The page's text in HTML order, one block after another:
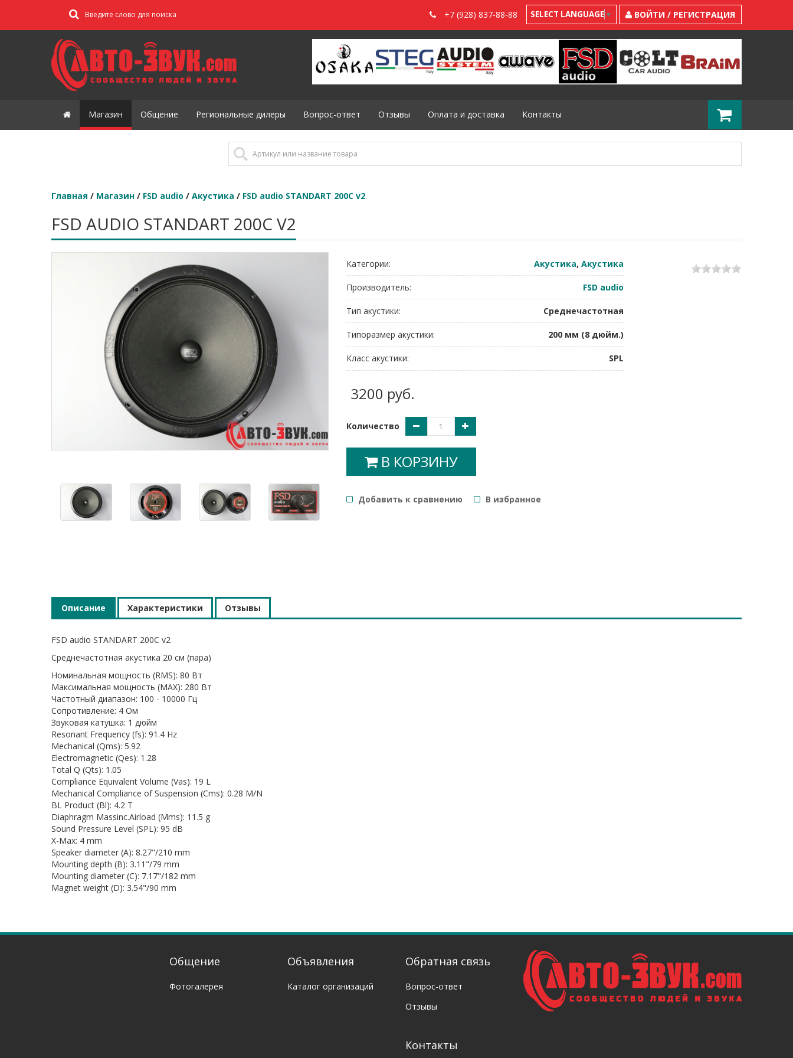
+7 (928) 837-88-88 SELECT LANGUAGE ▼ ВОЙТИ / РЕГИСТРАЦИЯ
Магазин Общение Региональные дилеры Вопрос-ответ Отзывы Оплата и доставка Контакты
Главная / Магазин / FSD audio / Акустика / FSD audio STANDART 200C v2
FSD AUDIO STANDART 200C V2
Категории: Акустика, Акустика
Производитель: FSD audio
Тип акустики: Среднечастотная
Типоразмер акустики: 200 мм (8 дюйм.)
Класс акустики: SPL
3200 руб.
Количество
В КОРЗИНУ
Добавить к сравнению B избранное
1 2 3 4 5
Описание Характеристики Отзывы
FSD audio STANDART 200C v2
Среднечастотная акустика 20 см (пара)
Номинальная мощность (RMS): 80 Вт
Максимальная мощность (MAX): 280 Вт
Частотный диапазон: 100 - 10000 Гц
Сопротивление: 4 Ом
Звуковая катушка: 1 дюйм
Resonant Frequency (fs): 91.4 Hz
Mechanical (Qms): 5.92
Electromagnetic (Qes): 1.28
Total Q (Qts): 1.05
Compliance Equivalent Volume (Vas): 19 L
Mechanical Compliance of Suspension (Cms): 0.28 M/N
BL Product (Bl): 4.2 T
Diaphragm Massinc.Airload (Mms): 11.5 g
Sound Pressure Level (SPL): 95 dB
X-Max: 4 mm
Speaker diameter (A): 8.27"/210 mm
Mounting depth (B): 3.11"/79 mm
Mounting diameter (C): 7.17"/182 mm
Magnet weight (D): 3.54"/90 mm
Общение
Фотогалерея
Объявления
Каталог организаций
Обратная связь
Вопрос-ответ
Отзывы
Контакты